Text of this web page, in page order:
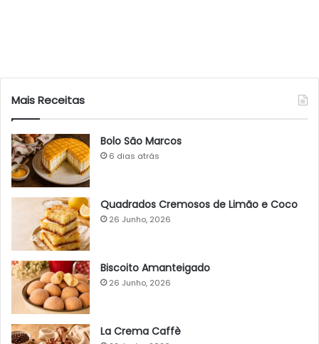
Mais Receitas
Bolo São Marcos
6 dias atrás
Quadrados Cremosos de Limão e Coco
26 Junho, 2026
Biscoito Amanteigado
26 Junho, 2026
La Crema Caffè